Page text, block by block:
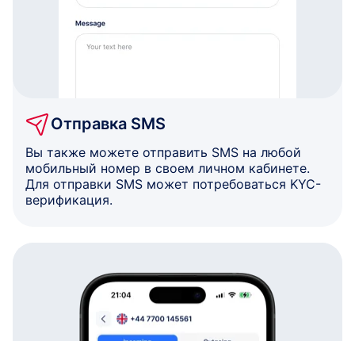
Отправка SMS
Вы также можете отправить SMS на любой
мобильный номер в своем личном кабинете.
Для отправки SMS может потребоваться KYC-
верификация.